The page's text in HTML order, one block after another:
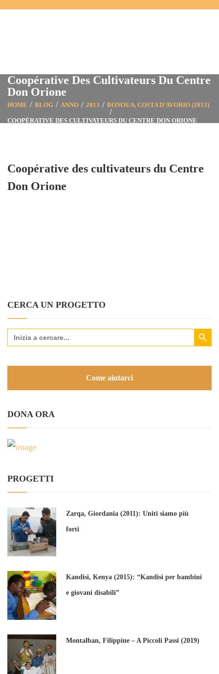
Coopérative Des Cultivateurs Du Centre
Don Orione
HOME BLOG ANNO 2013 BONOUA, COSTA D’AVORIO (2013)
COOPÉRATIVE DES CULTIVATEURS DU CENTRE DON ORIONE
Coopérative des cultivateurs du Centre
Don Orione
CERCA UN PROGETTO
Search
for:
Search Button
Come aiutarci
DONA ORA
PROGETTI
Zarqa, Giordania (2011): Uniti siamo più
forti
Kandisi, Kenya (2015): “Kandisi per bambini
e giovani disabili”
Montalban, Filippine – A Piccoli Passi (2019)